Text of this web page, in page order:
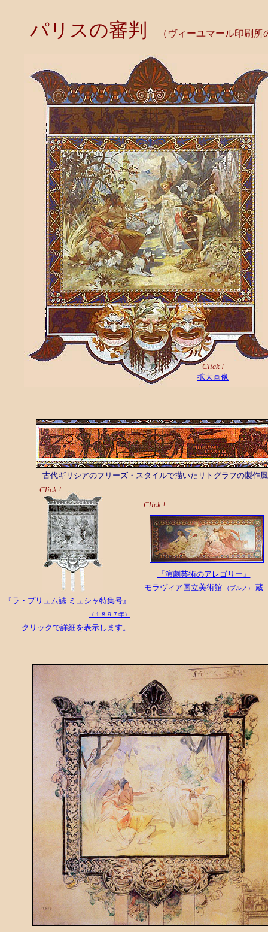
パリスの審判 （ヴィーユマール印刷
古代ギリシアのフリーズ・スタイルで描いたリトグラフの製作
『演劇芸術のアレゴリー』
モラヴィア国立美術館
（ブルノ） 蔵
『ラ・プリュム誌 ミュシャ特集号』
（１８９７年）
クリックで詳細を表示します。
Click !
Click !
Click !
拡大画像